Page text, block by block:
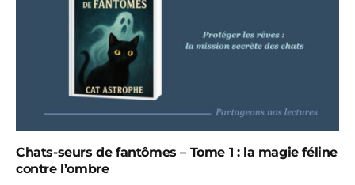
Chats-seurs de fantômes – Tome 1 : la magie féline
contre l’ombre